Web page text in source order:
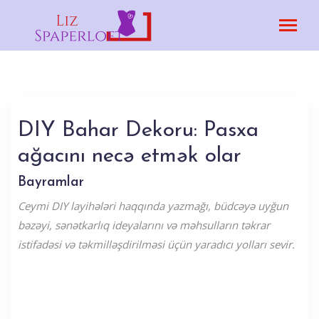
DIY Bahar Dekoru: Pasxa
ağacını necə etmək olar
Bayramlar
Ceymi DIY layihələri haqqında yazmağı, büdcəyə uyğun
bəzəyi, sənətkarlıq ideyalarını və məhsulların təkrar
istifadəsi və təkmilləşdirilməsi üçün yaradıcı yolları sevir.